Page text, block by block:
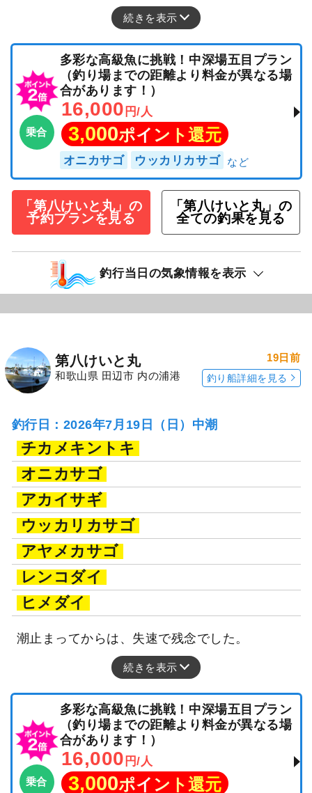
続きを表示
乗合
多彩な高級魚に挑戦！中深場五目プラン
（釣り場までの距離より料金が異なる場
合があります！）
16,000 円/人
3,000ポイント還元
オニカサゴ ウッカリカサゴ
「第八けいと丸」の
予約プランを見る
「第八けいと丸」の
全ての釣果を見る
釣行当日の気象情報を表示
第八けいと丸
和歌山県 田辺市 内の浦港
19日前
釣り船詳細を見る
釣行日：2026年7月19日（日）中潮
チカメキントキ
オニカサゴ
アカイサギ
ウッカリカサゴ
アヤメカサゴ
レンコダイ
ヒメダイ
潮止まってからは、失速で残念でした。
続きを表示
乗合
多彩な高級魚に挑戦！中深場五目プラン
（釣り場までの距離より料金が異なる場
合があります！）
16,000 円/人
3,000ポイント還元